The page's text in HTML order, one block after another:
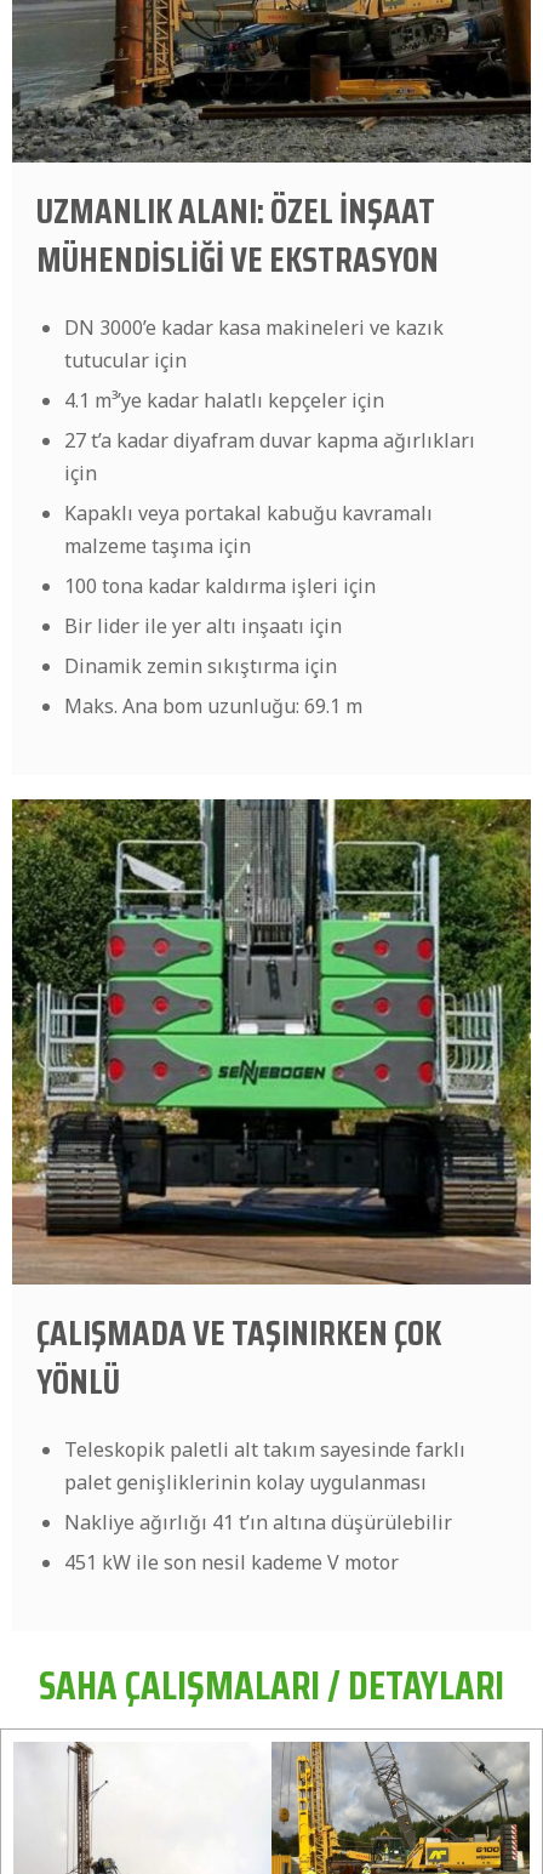
UZMANLIK ALANI: ÖZEL İNŞAAT
MÜHENDİSLİĞİ VE EKSTRASYON
DN 3000’e kadar kasa makineleri ve kazık
tutucular için
4.1 m³’ye kadar halatlı kepçeler için
27 t’a kadar diyafram duvar kapma ağırlıkları
için
Kapaklı veya portakal kabuğu kavramalı
malzeme taşıma için
100 tona kadar kaldırma işleri için
Bir lider ile yer altı inşaatı için
Dinamik zemin sıkıştırma için
Maks. Ana bom uzunluğu: 69.1 m
ÇALIŞMADA VE TAŞINIRKEN ÇOK
YÖNLÜ
Teleskopik paletli alt takım sayesinde farklı
palet genişliklerinin kolay uygulanması
Nakliye ağırlığı 41 t’ın altına düşürülebilir
451 kW ile son nesil kademe V motor
SAHA ÇALIŞMALARI / DETAYLARI